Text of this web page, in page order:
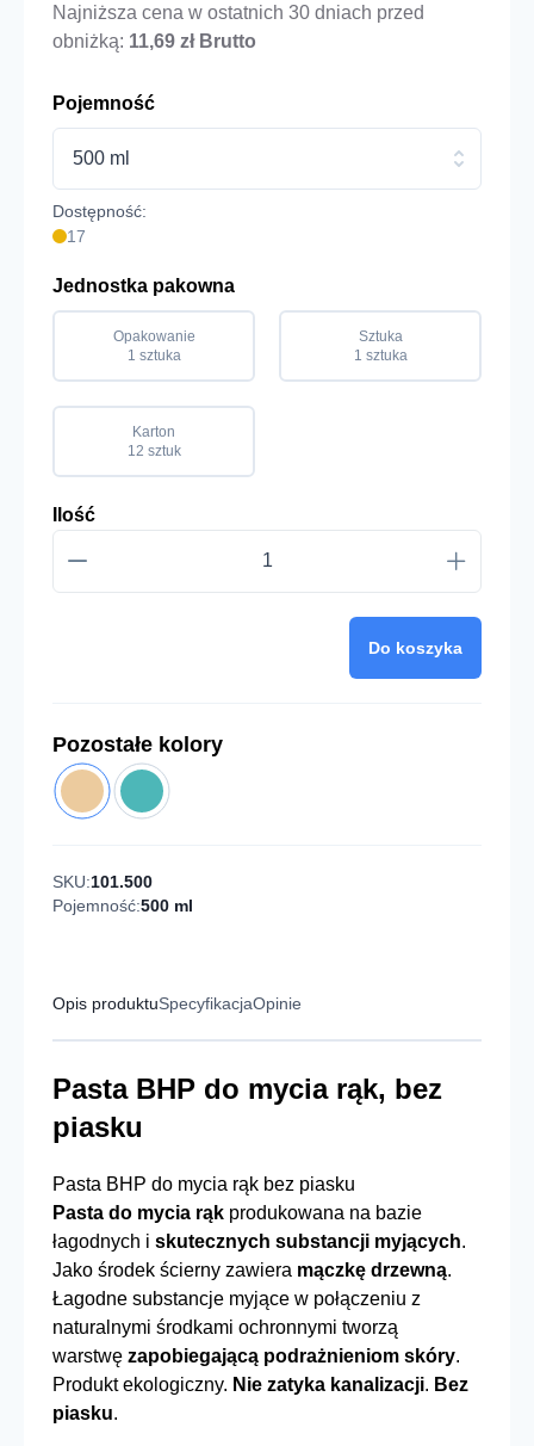
Najniższa cena w ostatnich 30 dniach przed
obniżką: 11,69 zł Brutto
Pojemność
500 ml
Dostępność:
17
Jednostka pakowna
Opakowanie
1 sztuka
Sztuka
1 sztuka
Karton
12 sztuk
Ilość
Do koszyka
Pozostałe kolory
SKU:101.500
Pojemność:500 ml
Opis produktuSpecyfikacjaOpinie
Pasta BHP do mycia rąk, bez
piasku
Pasta BHP do mycia rąk bez piasku
Pasta do mycia rąk produkowana na bazie
łagodnych i skutecznych substancji myjących.
Jako środek ścierny zawiera mączkę drzewną.
Łagodne substancje myjące w połączeniu z
naturalnymi środkami ochronnymi tworzą
warstwę zapobiegającą podrażnieniom skóry.
Produkt ekologiczny. Nie zatyka kanalizacji. Bez
piasku.